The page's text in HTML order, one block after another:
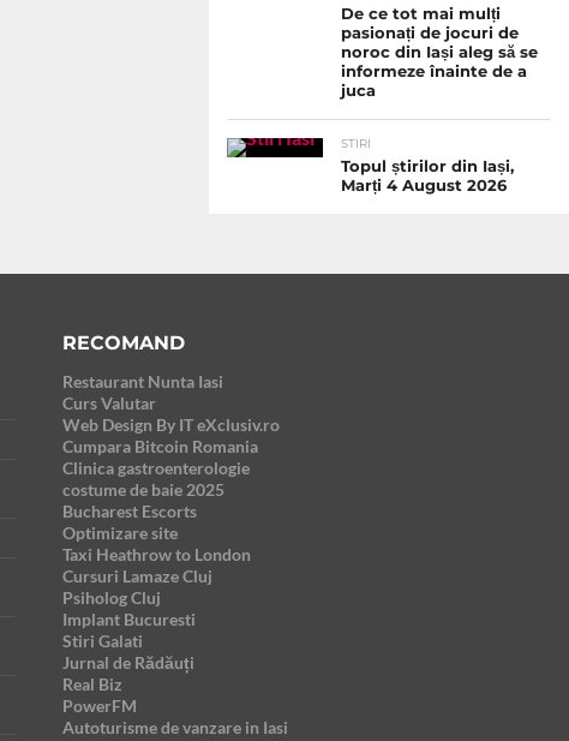
De ce tot mai mulți
pasionați de jocuri de
noroc din Iași aleg să se
informeze înainte de a
juca
STIRI
Topul știrilor din Iași,
Marți 4 August 2026
RECOMAND
Restaurant Nunta Iasi
Curs Valutar
Web Design By IT eXclusiv.ro
Cumpara Bitcoin Romania
Clinica gastroenterologie
costume de baie 2025
Bucharest Escorts
Optimizare site
Taxi Heathrow to London
Cursuri Lamaze Cluj
Psiholog Cluj
Implant Bucuresti
Stiri Galati
Jurnal de Rădăuți
Real Biz
PowerFM
Autoturisme de vanzare in Iasi